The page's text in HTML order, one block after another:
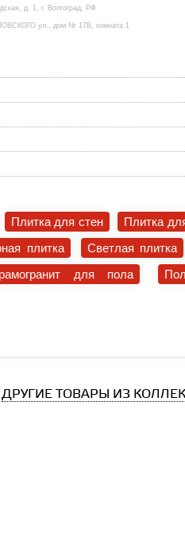
д. 1, г. Волгоград, РФ
ул., дом № 17В, комната 1
Плитка для стен Плитка
плитка Светлая плитка
для пола
ДРУГИЕ ТОВАРЫ ИЗ